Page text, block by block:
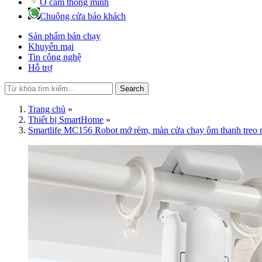
Ổ cắm thông minh
Chuông cửa báo khách
Sản phẩm bán chạy
Khuyến mại
Tin công nghệ
Hỗ trợ
Search
Trang chủ »
Thiết bị SmartHome »
Smartlife MC156 Robot mở rèm, màn cửa chạy ôm thanh treo